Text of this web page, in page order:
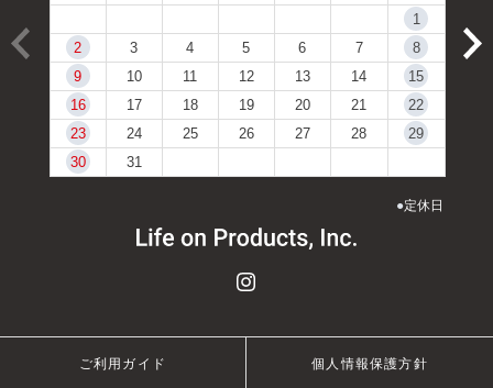
1
2
3 4 5 6 7
8
9
10 11 12 13 14
15
16
17 18 19 20 21
22
23
24 25 26 27 28
29
30
31
●定休日
ご利用ガイド 個人情報保護方針